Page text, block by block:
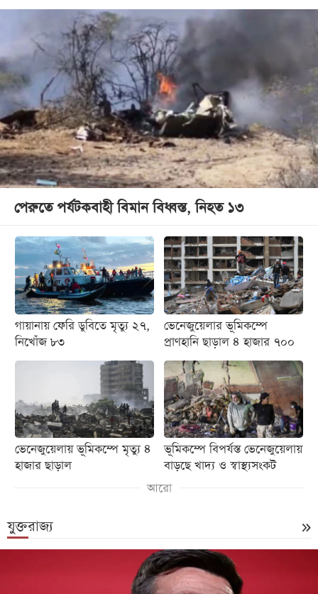
পেরুতে পর্যটকবাহী বিমান বিধ্বস্ত, নিহত ১৩
গায়ানায় ফেরি ডুবিতে মৃত্যু ২৭,
নিখোঁজ ৮৩
ভেনেজুয়েলার ভূমিকম্পে
প্রাণহানি ছাড়াল ৪ হাজার ৭০০
ভেনেজুয়েলায় ভূমিকম্পে মৃত্যু ৪
হাজার ছাড়াল
ভূমিকম্পে বিপর্যস্ত ভেনেজুয়েলায়
বাড়ছে খাদ্য ও স্বাস্থ্যসংকট
আরো
যুক্তরাজ্য